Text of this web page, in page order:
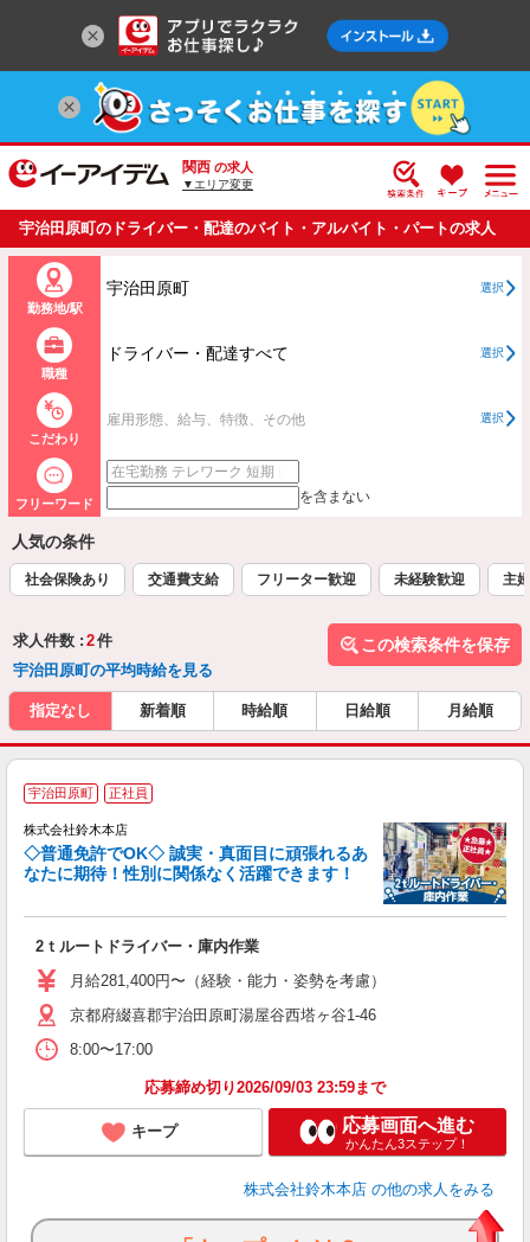
関西 の求人
▼エリア変更
宇治田原町のドライバー・配達のバイト・アルバイト・パートの求人
情報一覧
勤務地/駅
宇治田原町 選択
職種
ドライバー・配達すべて 選択
こだわり
雇用形態、給与、特徴、その他 選択
フリーワード を含まない
人気の条件
社会保険あり 交通費支給 フリーター歓迎 未経験歓迎 主
求人件数 : 2件
宇治田原町の平均時給を見る
この検索条件を保存
指定なし 新着順 時給順 日給順 月給順
宇治田原町 正社員
株式会社鈴木本店
◇普通免許でOK◇ 誠実・真面目に頑張れるあ
なたに期待！性別に関係なく活躍できます！
2ｔルートドライバー・庫内作業
月給281,400円〜（経験・能力・姿勢を考慮）
京都府綴喜郡宇治田原町湯屋谷西塔ヶ谷1-46
8:00〜17:00
応募締め切り2026/09/03 23:59まで
キープ 応募画面へ進む
かんたん3ステップ！
株式会社鈴木本店 の他の求人をみる